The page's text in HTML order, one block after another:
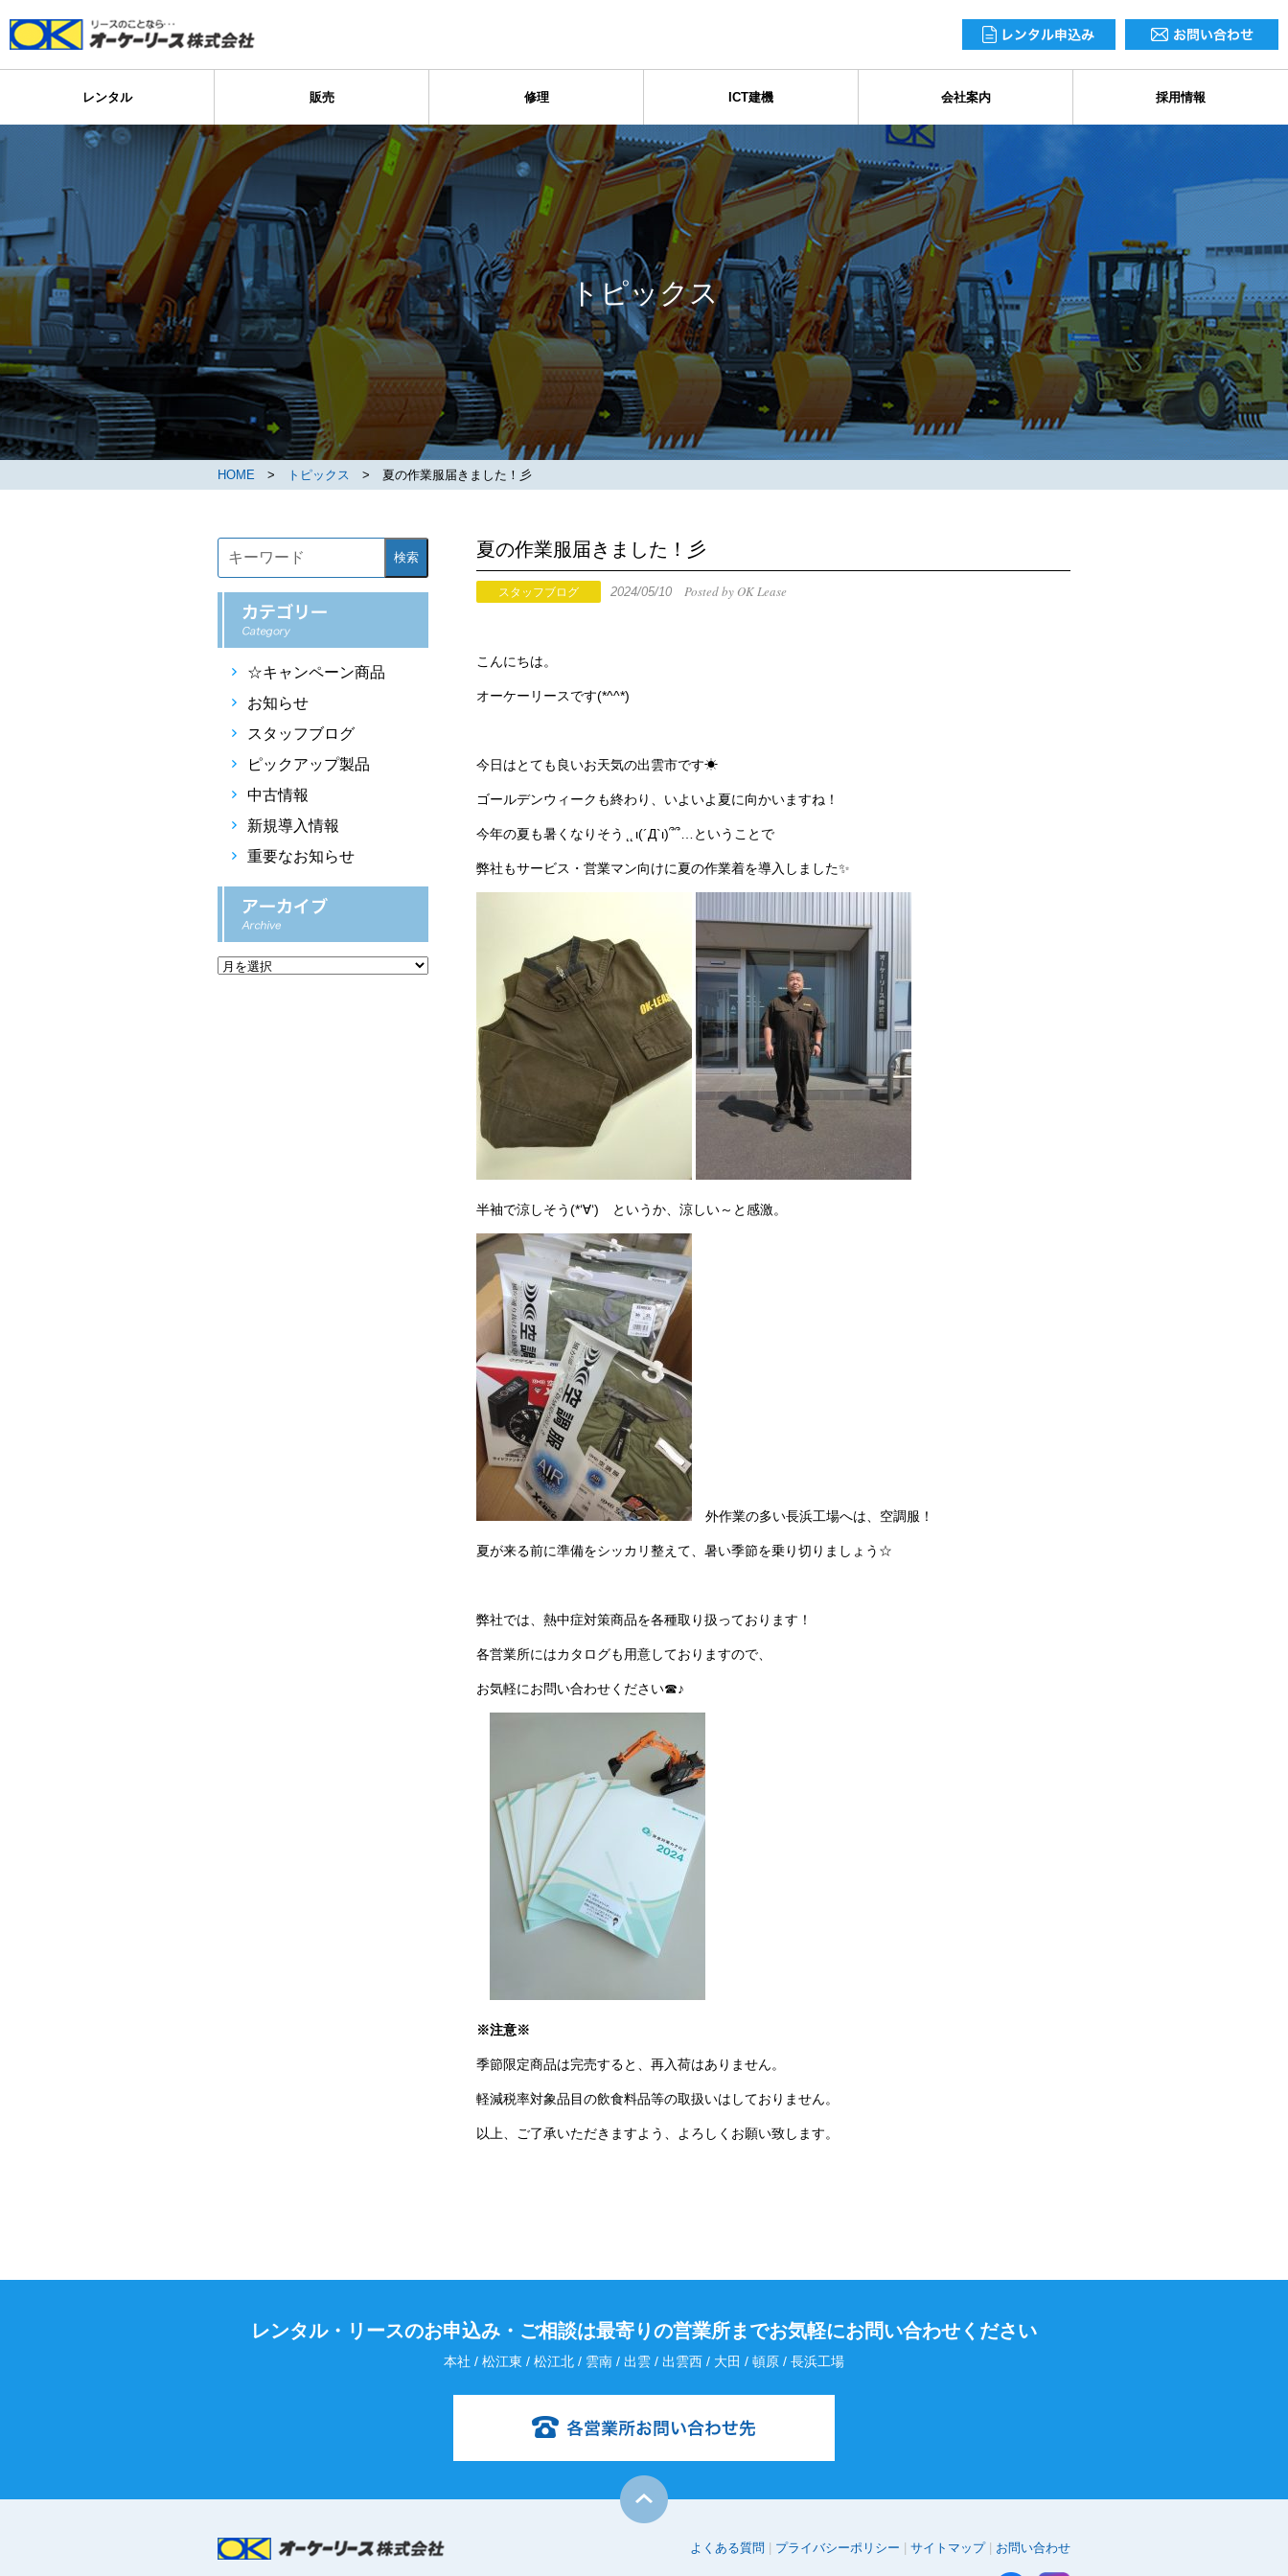
レンタル 販売 修理 ICT建機 会社案内 採用情報
トピックス
HOME > トピックス > 夏の作業服届きました！彡
夏の作業服届きました！彡
スタッフブログ 2024/05/10 Posted by OK Lease
こんにちは。
オーケーリースです(*^^*)
今日はとても良いお天気の出雲市です☀
ゴールデンウィークも終わり、いよいよ夏に向かいますね！
今年の夏も暑くなりそう ̨ ̨ ι(´Д`ι)՞՞…ということで
弊社もサービス・営業マン向けに夏の作業着を導入しました✨
半袖で涼しそう(*‘∀‘) というか、涼しい～と感激。
外作業の多い長浜工場へは、空調服！
夏が来る前に準備をシッカリ整えて、暑い季節を乗り切りましょう☆
弊社では、熱中症対策商品を各種取り扱っております！
各営業所にはカタログも用意しておりますので、
お気軽にお問い合わせください☎♪
※注意※
季節限定商品は完売すると、再入荷はありません。
軽減税率対象品目の飲食料品等の取扱いはしておりません。
以上、ご了承いただきますよう、よろしくお願い致します。
検索
☆キャンペーン商品
お知らせ
スタッフブログ
ピックアップ製品
中古情報
新規導入情報
重要なお知らせ
レンタル・リースのお申込み・ ご相談は最寄りの営業所までお気軽にお問い合わせください
本社 / 松江東 / 松江北 / 雲南 / 出雲 / 出雲西 / 大田 / 頓原 / 長浜工場
よくある質問 プライバシーポリシー サイトマップ お問い合わせ